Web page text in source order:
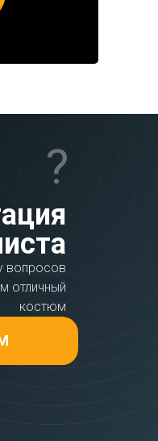
?
вопросов
отличный
костюм